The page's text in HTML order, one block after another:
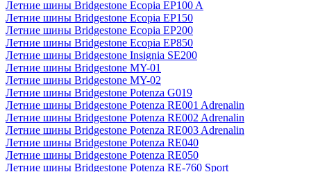
Летние шины Bridgestone Ecopia EP100 A
Летние шины Bridgestone Ecopia EP150
Летние шины Bridgestone Ecopia EP200
Летние шины Bridgestone Ecopia EP850
Летние шины Bridgestone Insignia SE200
Летние шины Bridgestone MY-01
Летние шины Bridgestone MY-02
Летние шины Bridgestone Potenza G019
Летние шины Bridgestone Potenza RE001 Adrenalin
Летние шины Bridgestone Potenza RE002 Adrenalin
Летние шины Bridgestone Potenza RE003 Adrenalin
Летние шины Bridgestone Potenza RE040
Летние шины Bridgestone Potenza RE050
Летние шины Bridgestone Potenza RE-760 Sport